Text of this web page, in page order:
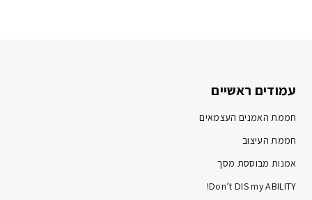
עמודים ראשיים
חממת האמנים העצמאים
חממת העיצוב
אמנות מבוססת מסך
Don’t DIS my ABILITY!